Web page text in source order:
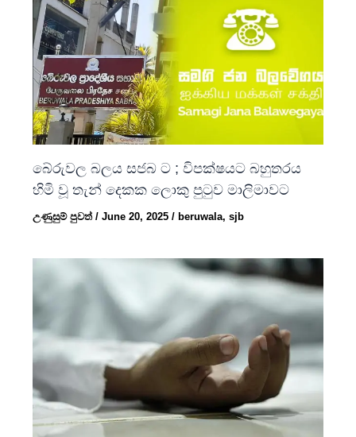
බේරුවල බලය සජබ ට ; විපක්ෂයට බහුතරය
හිමි වූ තැන් දෙකක ලොකු පුටුව මාලිමාවට
උණුසුම් පුවත්/June 20, 2025/ beruwala,sjb